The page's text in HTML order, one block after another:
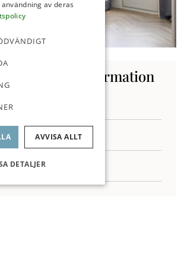
för mer information
av deras
AVVISA ALLT
DETALJER